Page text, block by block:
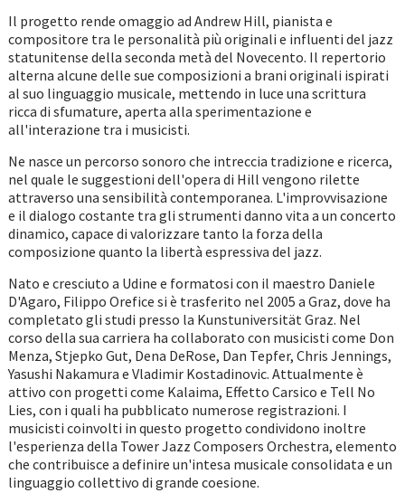
Il progetto rende omaggio ad Andrew Hill, pianista e
compositore tra le personalità più originali e influenti del jazz
statunitense della seconda metà del Novecento. Il repertorio
alterna alcune delle sue composizioni a brani originali ispirati
al suo linguaggio musicale, mettendo in luce una scrittura
ricca di sfumature, aperta alla sperimentazione e
all'interazione tra i musicisti.
Ne nasce un percorso sonoro che intreccia tradizione e ricerca,
nel quale le suggestioni dell'opera di Hill vengono rilette
attraverso una sensibilità contemporanea. L'improvvisazione
e il dialogo costante tra gli strumenti danno vita a un concerto
dinamico, capace di valorizzare tanto la forza della
composizione quanto la libertà espressiva del jazz.
Nato e cresciuto a Udine e formatosi con il maestro Daniele
D'Agaro, Filippo Orefice si è trasferito nel 2005 a Graz, dove ha
completato gli studi presso la Kunstuniversität Graz. Nel
corso della sua carriera ha collaborato con musicisti come Don
Menza, Stjepko Gut, Dena DeRose, Dan Tepfer, Chris Jennings,
Yasushi Nakamura e Vladimir Kostadinovic. Attualmente è
attivo con progetti come Kalaima, Effetto Carsico e Tell No
Lies, con i quali ha pubblicato numerose registrazioni. I
musicisti coinvolti in questo progetto condividono inoltre
l'esperienza della Tower Jazz Composers Orchestra, elemento
che contribuisce a definire un'intesa musicale consolidata e un
linguaggio collettivo di grande coesione.